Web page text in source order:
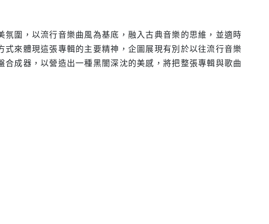
圍，以流行音樂曲風為基底，融入古典音樂的思維，並適時
來體現這張專輯的主要精神，企圖展現有別於以往流行音樂
成器，以營造出一種黑闇深沈的美感，將把整張專輯與歌曲